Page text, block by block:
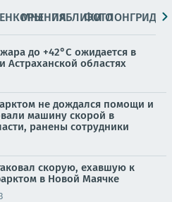
МНЕНИЯПАБЛИКИ
ФОТОЛОНГРИДЫ
до +42°C ожидается в
Астраханской областях
не дождался помощи и
машину скорой в
ранены сотрудники
скорую, ехавшую к
в Новой Маячке